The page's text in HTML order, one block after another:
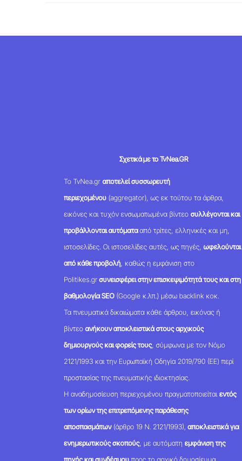
Σχετικά με το TvNea.GR
Το TvNea.grαποτελεί συσσωρευτή
περιεχομένου (aggregator), ως εκ τούτου τα άρθρα,
εικόνες και τυχόν ενσωματωμένα βίντεοσυλλέγονται και
προβάλλονται αυτόματααπό τρίτες, ελληνικές και μη,
ιστοσελίδες. Οι ιστοσελίδες αυτές, ως πηγές,ωφελούνται
από κάθε προβολή , καθώς η εμφάνιση στο
Politikes.grσυνεισφέρει στην επισκεψιμότητά τους και στη
βαθμολογία SEO (Google κ.λπ.) μέσω backlink κοκ.
Τα πνευματικά δικαιώματα κάθε άρθρου, εικόνας ή
βίντεοανήκουν αποκλειστικά στους αρχικούς
δημιουργούς και φορείς τους , σύμφωνα με τον Νόμο
2121/1993 και την Ευρωπαϊκή Οδηγία 2019/790 (ΕΕ) περί
προστασίας της πνευματικής ιδιοκτησίας.
Η αναδημοσίευση περιεχομένου πραγματοποιείταιεντός
των ορίων της επιτρεπόμενης παράθεσης
αποσπασμάτων(άρθρο 19 Ν. 2121/1993), αποκλειστικά για
ενημερωτικούς σκοπούς , με αυτόματηεμφάνιση της